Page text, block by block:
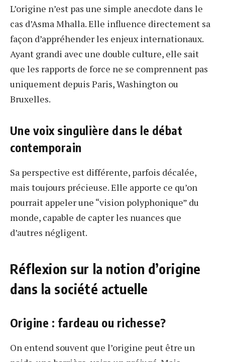
L’origine n’est pas une simple anecdote dans le
cas d’Asma Mhalla. Elle influence directement sa
façon d’appréhender les enjeux internationaux.
Ayant grandi avec une double culture, elle sait
que les rapports de force ne se comprennent pas
uniquement depuis Paris, Washington ou
Bruxelles.
Une voix singulière dans le débat
contemporain
Sa perspective est différente, parfois décalée,
mais toujours précieuse. Elle apporte ce qu’on
pourrait appeler une “vision polyphonique” du
monde, capable de capter les nuances que
d’autres négligent.
Réflexion sur la notion d’origine
dans la société actuelle
Origine : fardeau ou richesse?
On entend souvent que l’origine peut être un